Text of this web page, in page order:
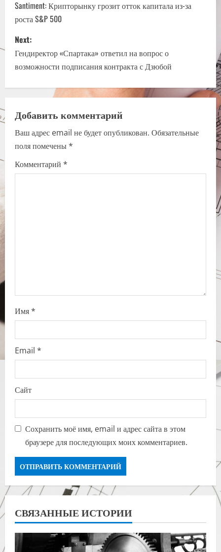
o
s
t
n
a
v
i
g
a
Santiment: Крипторынку грозит отток капитала из-за
роста S&P 500
Next:
Гендиректор «Спартака» ответил на вопрос о
возможности подписания контракта с Дзюбой
Добавить комментарий
Ваш адрес email не будет опубликован. Обязательные
поля помечены*
Комментарий *
Имя*
Email *
Сайт
Сохранить моё имя, email и адрес сайта в этом
браузере для последующих моих комментариев.
СВЯЗАННЫЕ ИСТОРИИ